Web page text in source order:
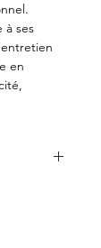
à ses
en